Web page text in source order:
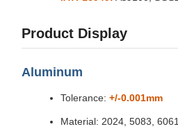
Product Display
Aluminum
Tolerance: +/-0.001mm
Material: 2024, 5083,